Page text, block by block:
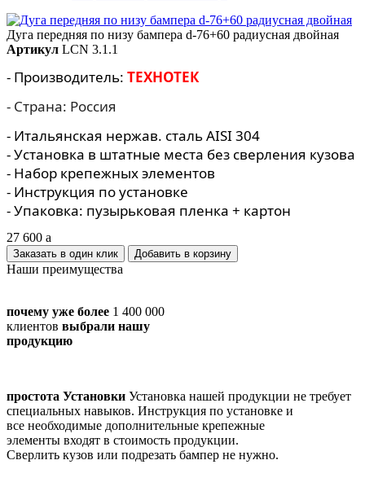
Дуга передняя по низу бампера d-76+60 радиусная двойная
Артикул LCN 3.1.1
- Производитель: ТЕХНОТЕК
- Страна: Россия
- Итальянская нержав. сталь AISI 304
- Установка в штатные места без сверления кузова
- Набор крепежных элементов
- Инструкция по установке
- Упаковка: пузырьковая пленка + картон
27 600 a
Заказать в один клик
Наши преимущества
почему уже более 1 400 000
клиентов выбрали нашу
продукцию
простота Установки Установка нашей продукции не требует
специальных навыков. Инструкция по установке и
все необходимые дополнительные крепежные
элементы входят в стоимость продукции.
Сверлить кузов или подрезать бампер не нужно.